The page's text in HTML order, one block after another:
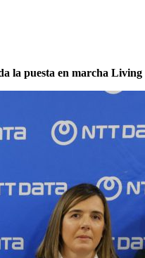
la puesta en marcha